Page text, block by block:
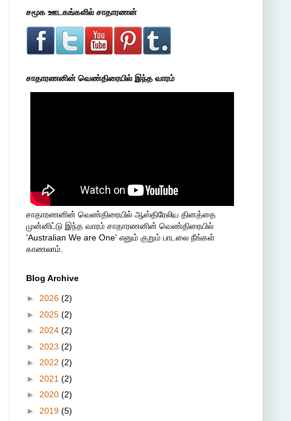
சமூக ஊடகங்களில் சாதாரணன்
சாதாரணனின் வெண்திரையில் இந்த வாரம்
சாதாரணனின் வெண்திரையில் ஆஸ்திரேலிய தினத்தை
முன்னிட்டு இந்த வாரம் சாதாரணனின் வெண்திரையில்
'Australian We are One' எனும் குறும் பாடலை நீங்கள்
காணலாம்.
Blog Archive
► 2026 (2)
► 2025 (2)
► 2024 (2)
► 2023 (2)
► 2022 (2)
► 2021 (2)
► 2020 (2)
► 2019 (5)